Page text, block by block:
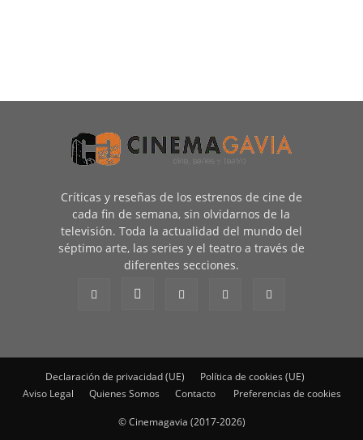
Críticas y reseñas de los estrenos de cine de
cada fin de semana, sin olvidarnos de la
televisión. Toda la actualidad del mundo del
séptimo arte, las series y el teatro a través de
diferentes secciones.
Declaración de privacidad (UE)
Política de cookies (UE)
Aviso Legal
Quienes Somos Contacto Preferencias de cookies
© Cinemagavia (2017-2026)